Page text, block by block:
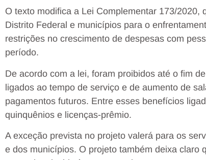
O texto modifica a Lei Complementar 173/2020,
Distrito Federal e municípios para o
restrições no crescimento de despesas com
período.
De acordo com a lei, foram proibidos até o fim
ligados ao tempo de serviço e de aumento de
pagamentos futuros. Entre esses benefícios
quinquênios e licenças-prêmio.
A exceção prevista no projeto valerá para os
e dos municípios. O projeto também deixa claro